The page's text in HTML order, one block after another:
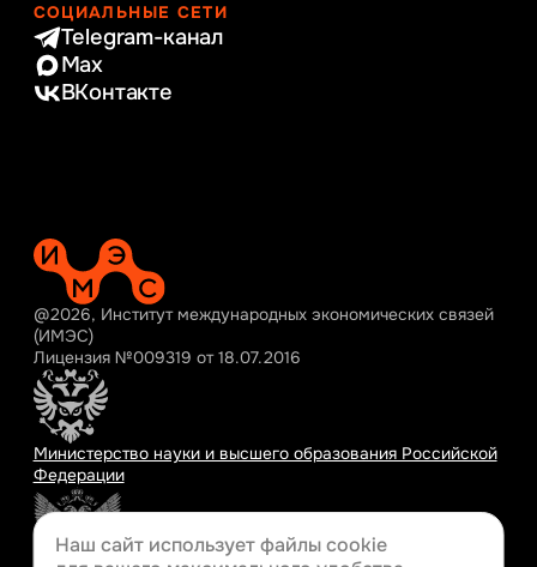
СОЦИАЛЬНЫЕ СЕТИ
Telegram-канал
Max
ВКонтакте
@2026, Институт международных экономических связей
(ИМЭС)
Лицензия №009319 от 18.07.2016
Министерство науки и высшего образования Российской
Федерации
Наш сайт использует файлы cookie